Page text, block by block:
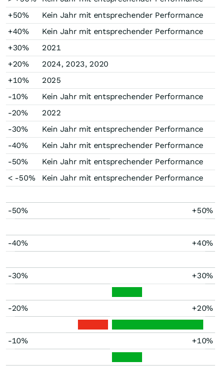
+50%
Kein Jahr mit entsprechender Performance
+40%
Kein Jahr mit entsprechender Performance
+30%
2021
+20%
2024, 2023, 2020
+10%
2025
-10%
Kein Jahr mit entsprechender Performance
-20%
2022
-30%
Kein Jahr mit entsprechender Performance
-40%
Kein Jahr mit entsprechender Performance
-50%
Kein Jahr mit entsprechender Performance
< -50%
Kein Jahr mit entsprechender Performance
-50% +50%
-40% +40%
-30% +30%
-20% +20%
-10% +10%